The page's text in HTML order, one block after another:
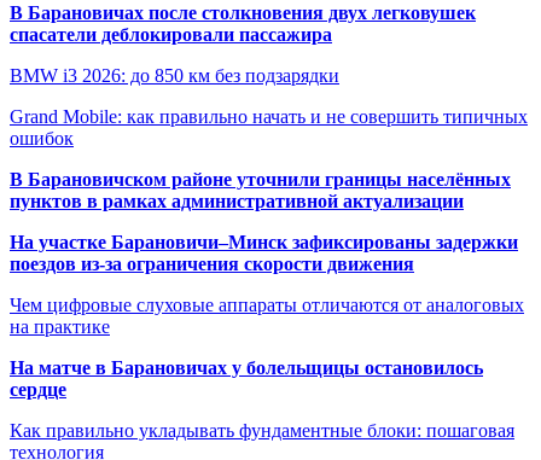
В Барановичах после столкновения двух легковушек
спасатели деблокировали пассажира
BMW i3 2026: до 850 км без подзарядки
Grand Mobile: как правильно начать и не совершить типичных
ошибок
В Барановичском районе уточнили границы населённых
пунктов в рамках административной актуализации
На участке Барановичи–Минск зафиксированы задержки
поездов из-за ограничения скорости движения
Чем цифровые слуховые аппараты отличаются от аналоговых
на практике
На матче в Барановичах у болельщицы остановилось
сердце
Как правильно укладывать фундаментные блоки: пошаговая
технология